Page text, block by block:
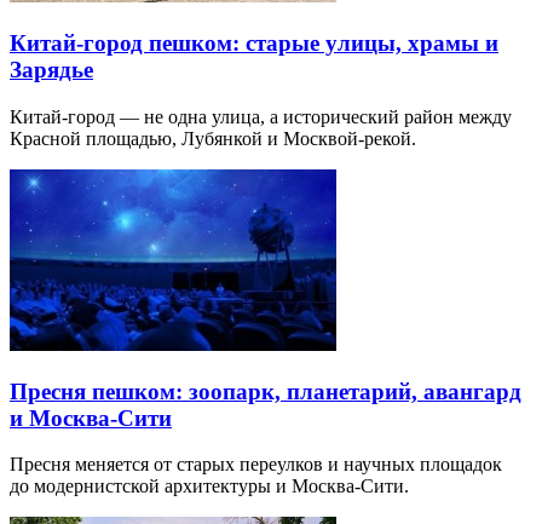
Китай-город пешком: старые улицы, храмы и
Зарядье
Китай-город — не одна улица, а исторический район между
Красной площадью, Лубянкой и Москвой-рекой.
Пресня пешком: зоопарк, планетарий, авангард
и Москва-Сити
Пресня меняется от старых переулков и научных площадок
до модернистской архитектуры и Москва-Сити.